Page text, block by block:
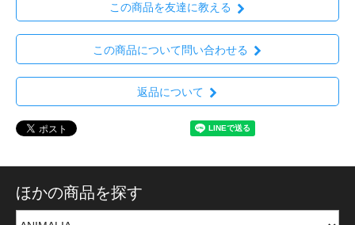
この商品を友達に教える
この商品について問い合わせる
返品について
ほかの商品を探す